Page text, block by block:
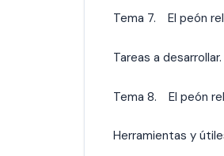
Tema 7. El peón
Tareas a desarrollar.
Tema 8. El peón
Herramientas y